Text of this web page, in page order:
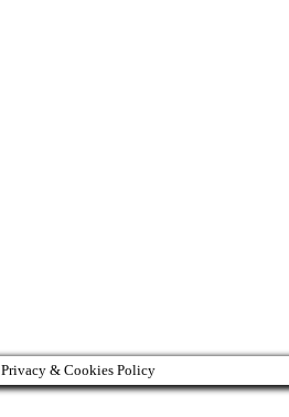
Privacy & Cookies Policy